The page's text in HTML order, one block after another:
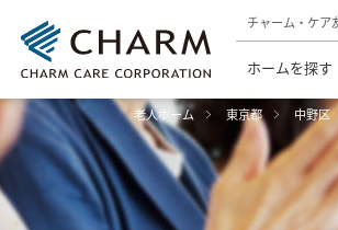
チャーム・ケア
ホームを探す
老人ホーム 東京都 中野区